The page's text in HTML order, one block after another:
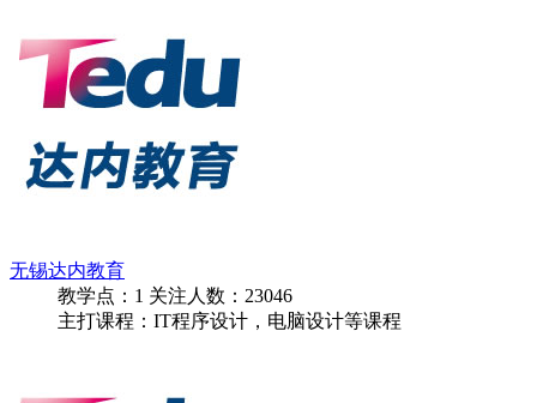
无锡达内教育
教学点： 1 关注人数： 23046
主打课程：IT程序设计，电脑设计等课程